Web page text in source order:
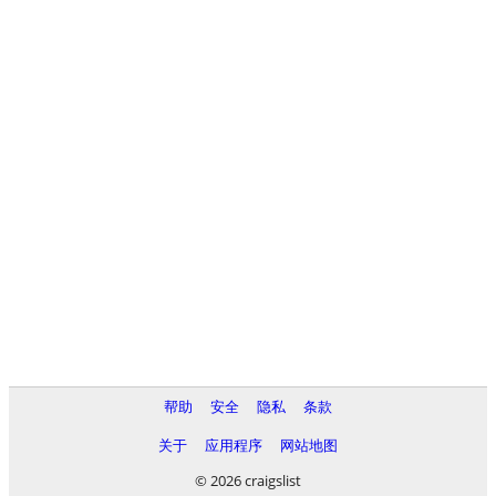
帮助 安全 隐私
条款
关于
应用程序
网站地图
© 2026 craigslist